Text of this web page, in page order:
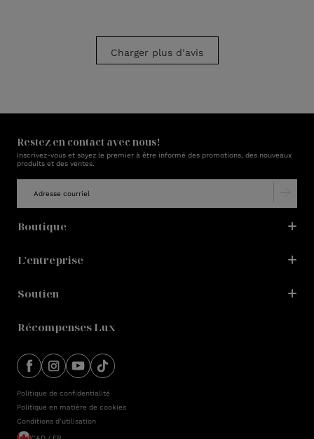
Charger plus d’avis
Restez en contact avec nous!
Inscrivez-vous et soyez le premier à être informé des promotions, des nouveaux
produits et des ventes.
Boutique
L'entreprise
Soutien
Récompenses Lux
Politique de confidentialité
Politique en matière de cookies
Conditions d’utilisation